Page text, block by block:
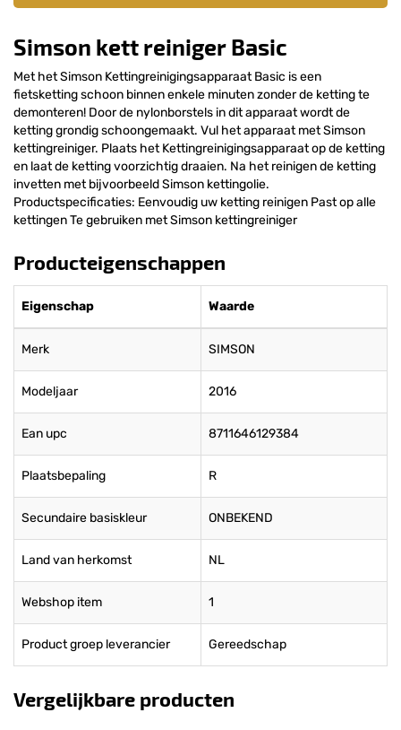
Simson kett reiniger Basic
Met het Simson Kettingreinigingsapparaat Basic is een
fietsketting schoon binnen enkele minuten zonder de ketting te
demonteren! Door de nylonborstels in dit apparaat wordt de
ketting grondig schoongemaakt. Vul het apparaat met Simson
kettingreiniger. Plaats het Kettingreinigingsapparaat op de ketting
en laat de ketting voorzichtig draaien. Na het reinigen de ketting
invetten met bijvoorbeeld Simson kettingolie.
Productspecificaties: Eenvoudig uw ketting reinigen Past op alle
kettingen Te gebruiken met Simson kettingreiniger
Producteigenschappen
Eigenschap Waarde
Merk SIMSON
Modeljaar 2016
Ean upc 8711646129384
Plaatsbepaling R
Secundaire basiskleur ONBEKEND
Land van herkomst NL
Webshop item 1
Product groep leverancier Gereedschap
Vergelijkbare producten